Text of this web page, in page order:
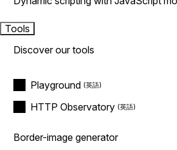
Tools
Discover our tools
Playground
HTTP Observatory
Border-image generator